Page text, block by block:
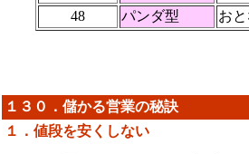
48
パンダ型 お
１３０．儲かる営業の秘訣
１．値段を安くしない